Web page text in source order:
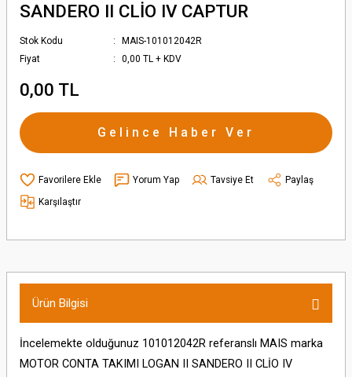
SANDERO II CLİO IV CAPTUR
Stok Kodu
MAIS-101012042R
Fiyat
0,00 TL + KDV
0,00 TL
Gelince Haber Ver
Yorum Yap Tavsiye Et
Paylaş
Karşılaştır
Ürün Bilgisi
İncelemekte olduğunuz 101012042R referanslı MAIS marka
MOTOR CONTA TAKIMI LOGAN II SANDERO II CLİO IV